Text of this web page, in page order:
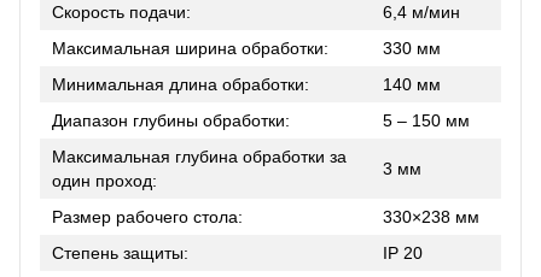
Скорость подачи:
6,4 м/мин
Максимальная ширина обработки:
330 мм
Минимальная длина обработки:
140 мм
Диапазон глубины обработки:
5 – 150 мм
Максимальная глубина обработки за
один проход:
3 мм
Размер рабочего стола:
330×238 мм
Степень защиты:
IP 20